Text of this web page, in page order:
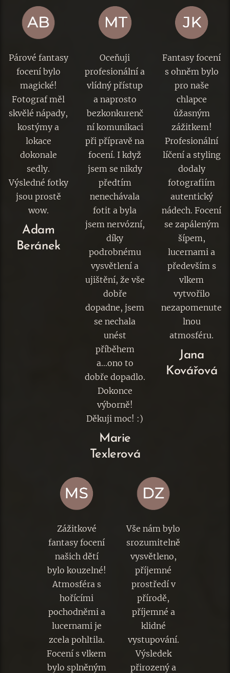
Párové fantasy
focení bylo
magické!
Fotograf měl
skvělé nápady,
kostýmy a
lokace
dokonale
sedly.
Výsledné fotky
jsou prostě
wow.
Adam
Beránek
Oceňuji
profesionální a
vlídný přístup
a naprosto
bezkonkurenč
ní komunikaci
při přípravě na
focení. I když
jsem se nikdy
předtím
nenechávala
fotit a byla
jsem nervózní,
díky
podrobnému
vysvětlení a
ujištění, že vše
dobře
dopadne, jsem
se nechala
unést
příběhem
a...ono to
dobře dopadlo.
Dokonce
výborně!
Děkuji moc! :)
Marie
Texlerová
Fantasy focení
s ohněm bylo
pro naše
chlapce
úžasným
zážitkem!
Profesionální
líčení a styling
dodaly
fotografiím
autentický
nádech. Focení
se zapáleným
šípem,
lucernami a
především s
vlkem
vytvořilo
nezapomenute
lnou
atmosféru.
Jana
Kovářová
Zážitkové
fantasy focení
našich dětí
bylo kouzelné!
Atmosféra s
hořícími
pochodněmi a
lucernami je
zcela pohltila.
Focení s vlkem
bylo splněným
Vše nám bylo
srozumitelně
vysvětleno,
příjemné
prostředí v
přírodě,
příjemné a
klidné
vystupování.
Výsledek
přirozený a